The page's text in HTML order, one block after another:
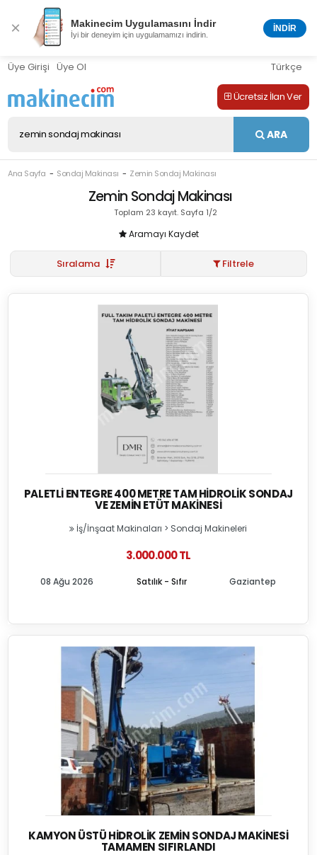
× Makinecim Uygulamasını İndir
İyi bir deneyim için uygulamamızı indirin.
İNDİR
Üye Girişi Üye Ol Türkçe
Ücretsiz İlan Ver
ARA
Ana Sayfa Sondaj Makinası Zemin Sondaj Makinası
Zemin Sondaj Makinası
Toplam 23 kayıt. Sayfa 1/2
Aramayı Kaydet
Sıralama Filtrele
PALETLI ENTEGRE 400 METRE TAM HIDROLIK SONDAJ
VE ZEMIN ETÜT MAKINESI
İş/İnşaat Makinaları > Sondaj Makineleri
3.000.000 TL
Satılık - Sıfır
08 Ağu 2026 Gaziantep
KAMYON ÜSTÜ HIDROLIK ZEMIN SONDAJ MAKINESI
TAMAMEN SIFIRLANDI